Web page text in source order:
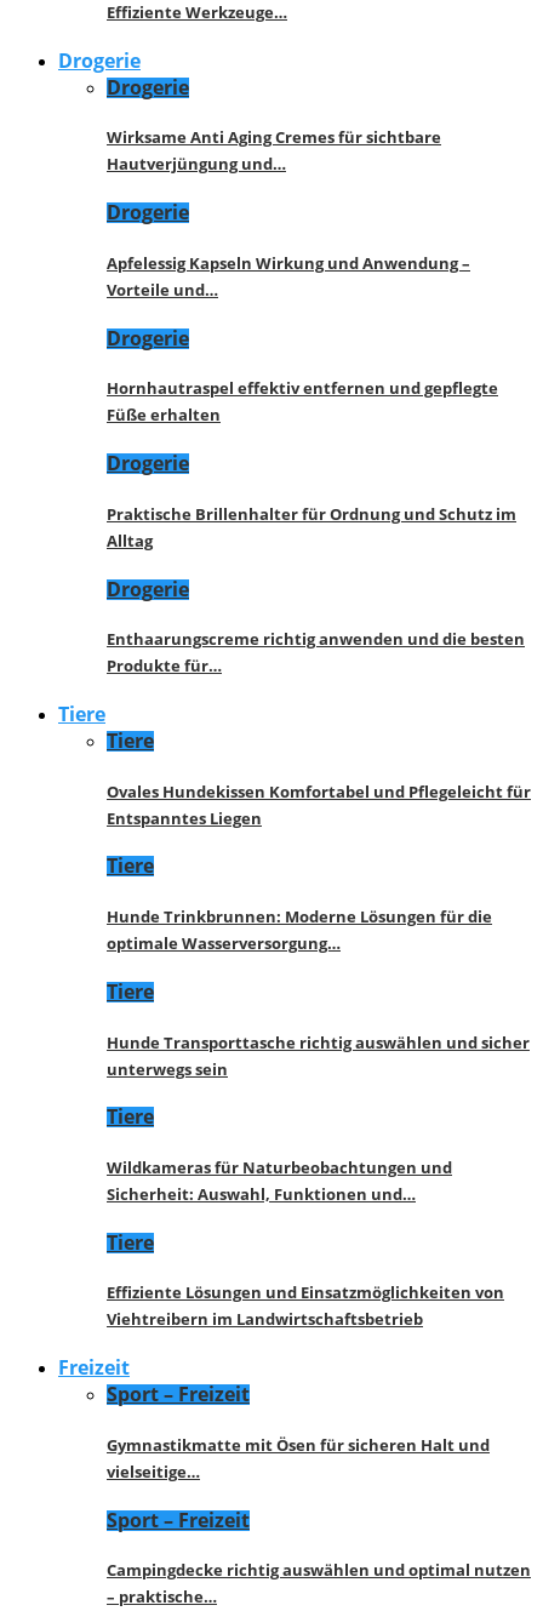
Effiziente Werkzeuge…
Drogerie
Drogerie
Wirksame Anti Aging Cremes für sichtbare
Hautverjüngung und…
Drogerie
Apfelessig Kapseln Wirkung und Anwendung –
Vorteile und…
Drogerie
Hornhautraspel effektiv entfernen und gepflegte
Füße erhalten
Drogerie
Praktische Brillenhalter für Ordnung und Schutz im
Alltag
Drogerie
Enthaarungscreme richtig anwenden und die besten
Produkte für…
Tiere
Tiere
Ovales Hundekissen Komfortabel und Pflegeleicht für
Entspanntes Liegen
Tiere
Hunde Trinkbrunnen: Moderne Lösungen für die
optimale Wasserversorgung…
Tiere
Hunde Transporttasche richtig auswählen und sicher
unterwegs sein
Tiere
Wildkameras für Naturbeobachtungen und
Sicherheit: Auswahl, Funktionen und…
Tiere
Effiziente Lösungen und Einsatzmöglichkeiten von
Viehtreibern im Landwirtschaftsbetrieb
Freizeit
Sport – Freizeit
Gymnastikmatte mit Ösen für sicheren Halt und
vielseitige…
Sport – Freizeit
Campingdecke richtig auswählen und optimal nutzen
– praktische…